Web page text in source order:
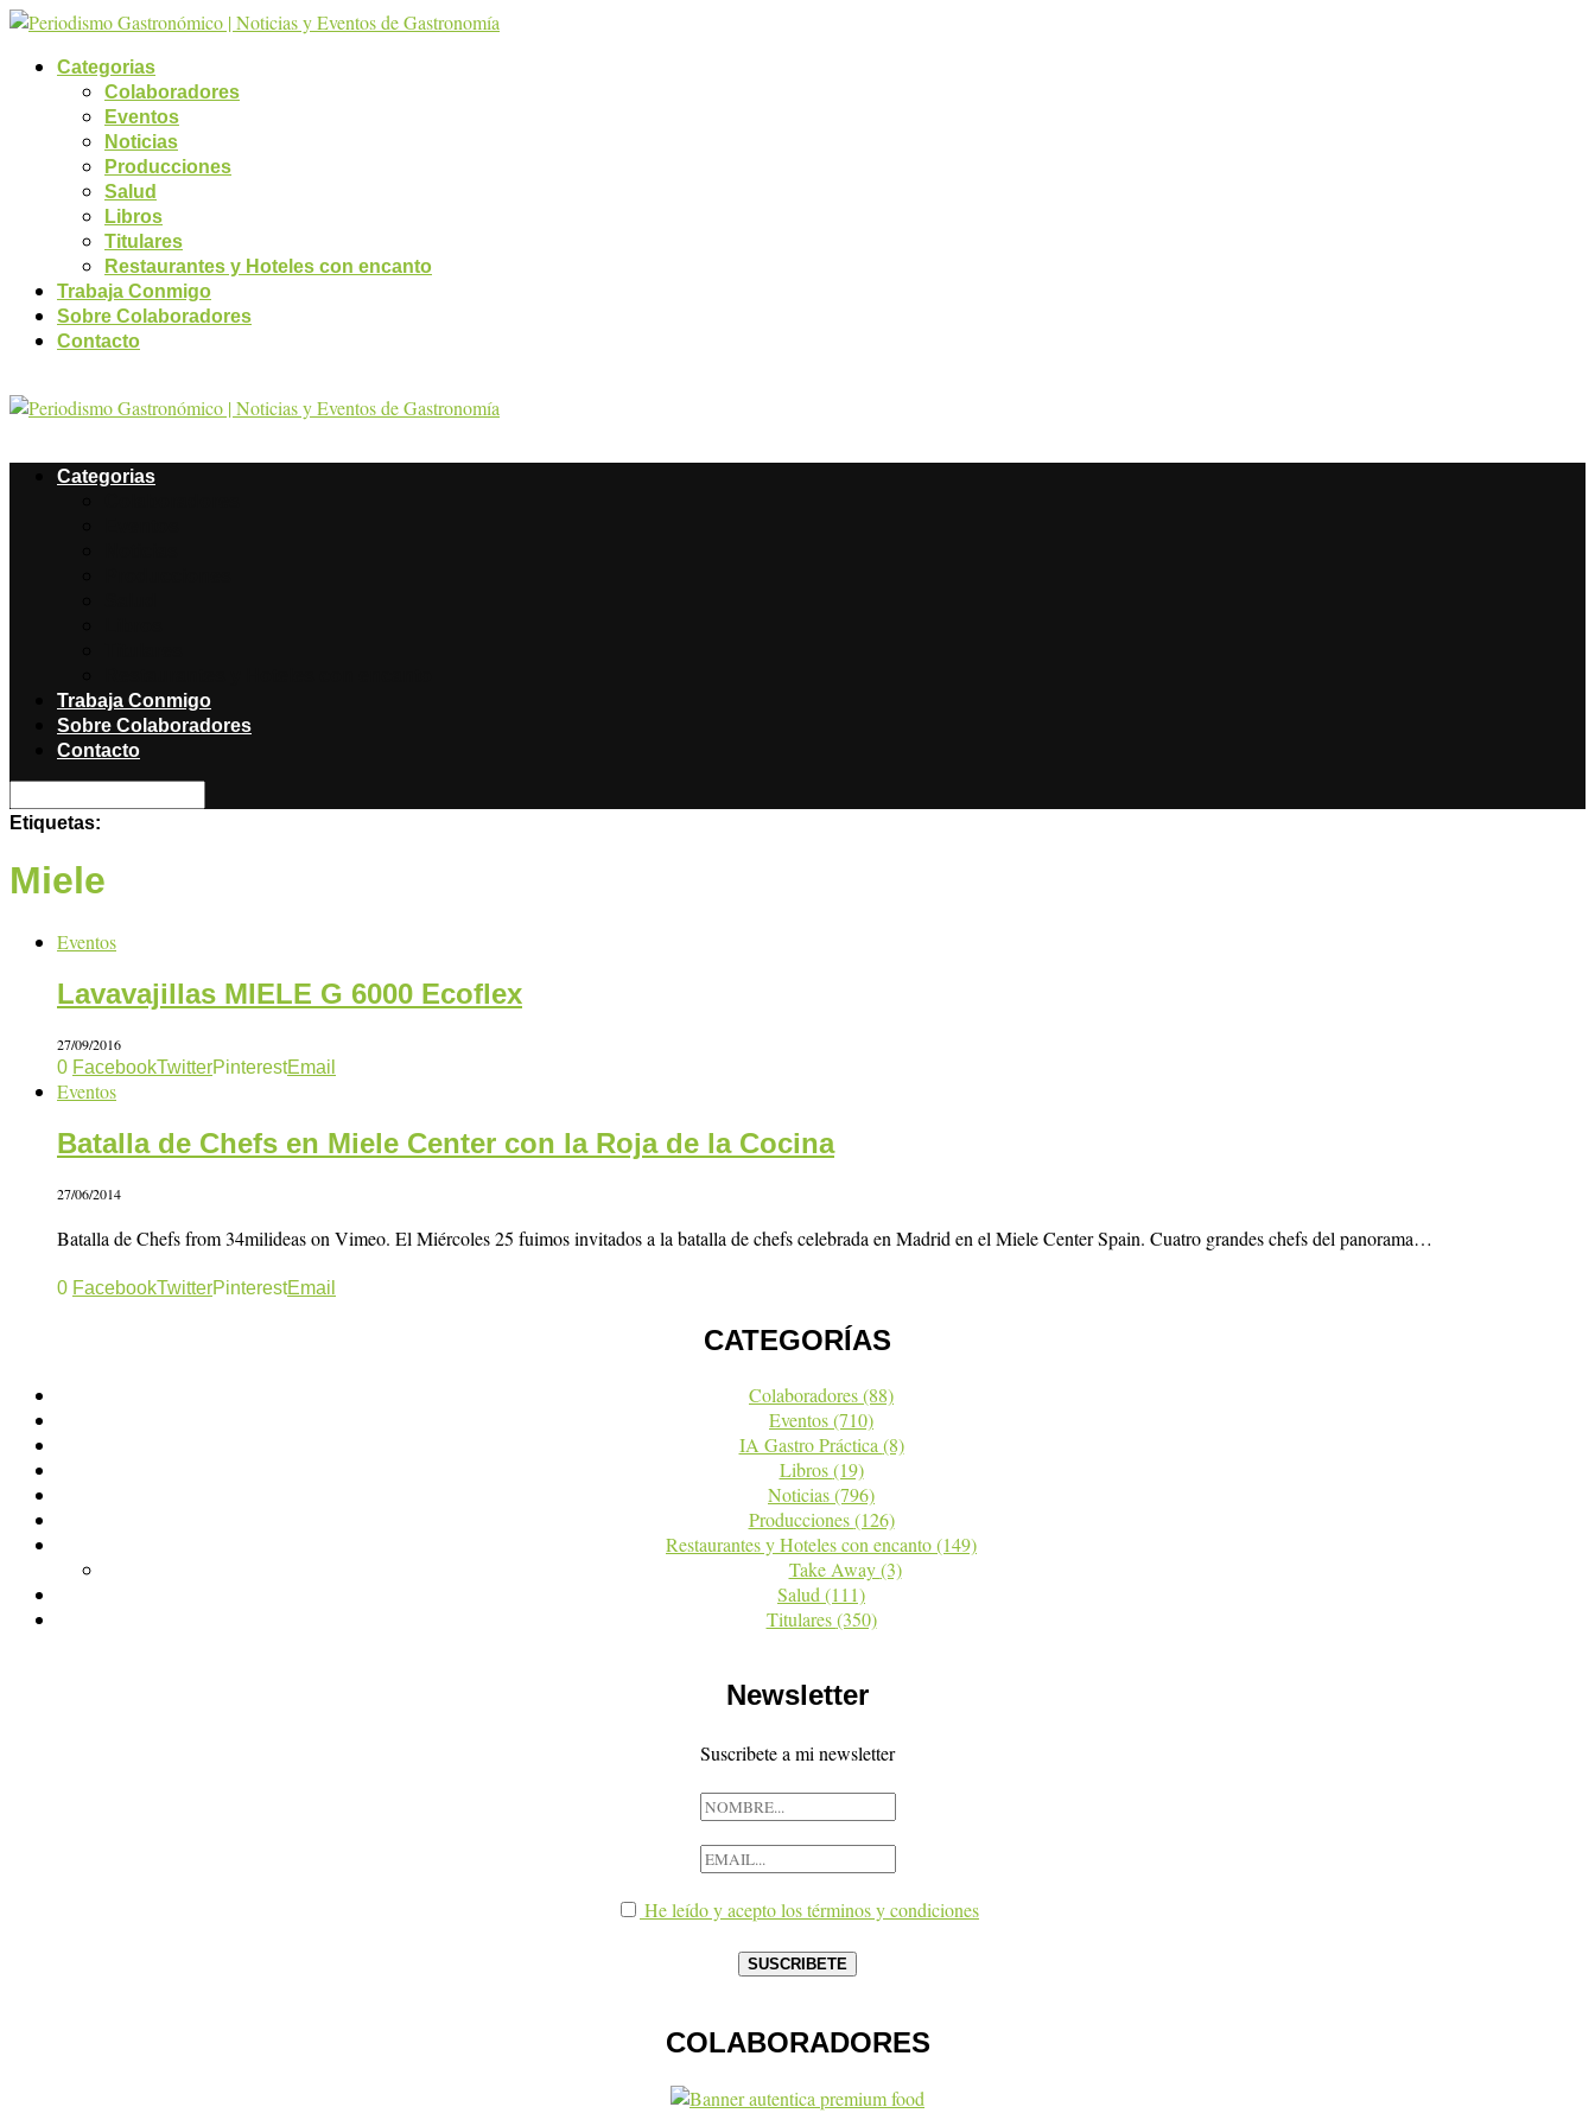
Categorias
Colaboradores
Eventos
Noticias
Producciones
Salud
Libros
Titulares
Restaurantes y Hoteles con encanto
Trabaja Conmigo
Sobre Colaboradores
Contacto
Categorias
Trabaja Conmigo
Sobre Colaboradores
Contacto
Etiquetas:
Miele
Eventos
Lavavajillas MIELE G 6000 Ecoflex
27/09/2016
0 FacebookTwitterPinterestEmail
Eventos
Batalla de Chefs en Miele Center con la Roja de la Cocina
27/06/2014
Batalla de Chefs from 34milideas on Vimeo. El Miércoles 25 fuimos invitados a la batalla de chefs celebrada en Madrid en el Miele Center Spain. Cuatro grandes chefs del panorama…
0 FacebookTwitterPinterestEmail
CATEGORÍAS
Colaboradores(88)
Eventos(710)
IA Gastro Práctica (8)
Libros(19)
Noticias(796)
Producciones(126)
Restaurantes y Hoteles con encanto(149)
Take Away(3)
Salud (111)
Titulares(350)
Newsletter
Suscribete a mi newsletter
He leído y acepto los términos y condiciones
COLABORADORES